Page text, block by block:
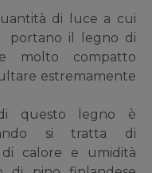
di luce a cui
portano il legno di
molto compatto
estremamente
di questo legno è
si tratta di
calore e umidità